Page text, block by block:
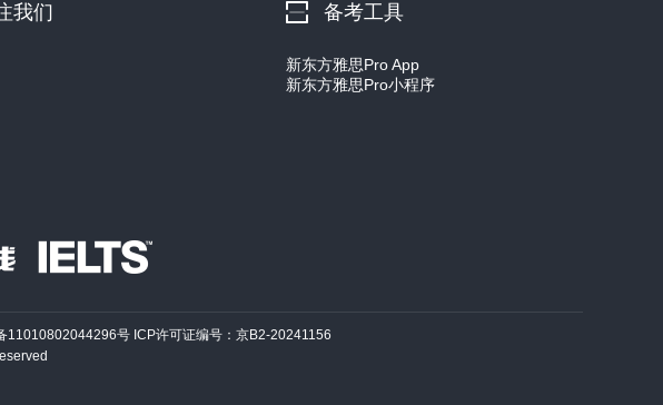
我们 备考工具
新东方雅思Pro App
新东方雅思Pro小程序
11010802044296号 ICP许可证编号：京B2-20241156